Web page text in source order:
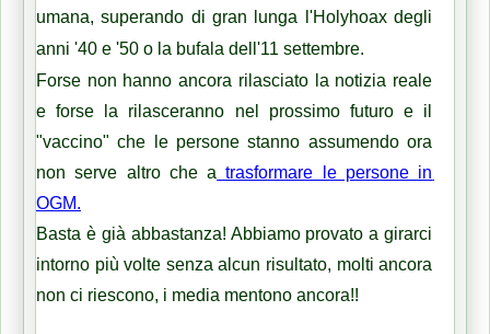
umana, superando di gran lunga l'Holyhoax degli
anni '40 e '50 o la bufala dell'11 settembre.
Forse non hanno ancora rilasciato la notizia reale
e forse la rilasceranno nel prossimo futuro e il
"vaccino" che le persone stanno assumendo ora
non serve altro che a trasformare le persone in
OGM.
Basta è già abbastanza! Abbiamo provato a girarci
intorno più volte senza alcun risultato, molti ancora
non ci riescono, i media mentono ancora!!